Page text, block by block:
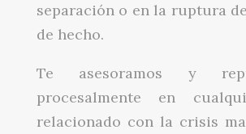
separación o en la ruptura
de hecho.
Te asesoramos y
procesalmente en
relacionado con la crisis